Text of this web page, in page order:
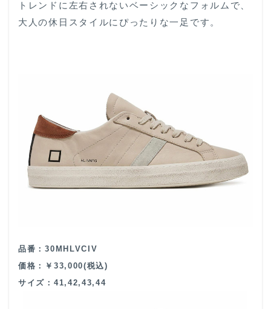
トレンドに左右されないベーシックなフォルムで、
大人の休日スタイルにぴったりな一足です。
品番：30MHLVCIV
価格：￥33,000(税込)
サイズ：41,42,43,44